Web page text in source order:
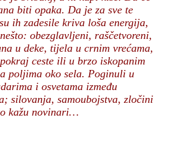
biti opaka. Da je za sve te
ih zadesile kriva loša energija,
obezglavljeni, raščetvoreni,
u deke, tijela u crnim vrećama,
ceste ili u brzo iskopanim
poljima oko sela. Poginuli u
i osvetama između
silovanja, samoubojstva, zločini
kažu novinari…